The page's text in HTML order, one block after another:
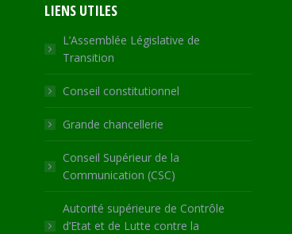
LIENS UTILES
L’Assemblée Législative de
Transition
Conseil constitutionnel
Grande chancellerie
Conseil Supérieur de la
Communication (CSC)
Autorité supérieure de Contrôle
d’Etat et de Lutte contre la